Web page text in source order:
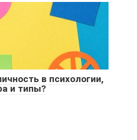
в психологии,
и типы?